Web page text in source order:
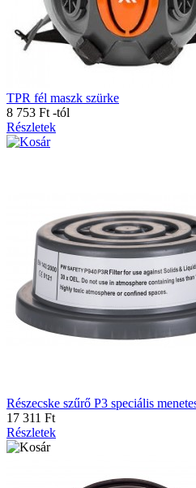
TPR fél maszk szürke
8 753 Ft -tól
Részletek
Részecske szűrő P3 speciális
17 311 Ft
Részletek